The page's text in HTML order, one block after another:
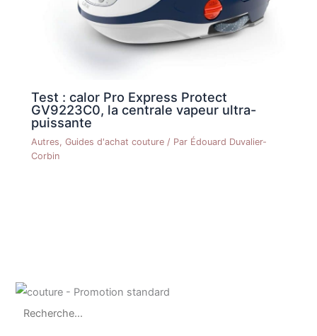
Test : calor Pro Express Protect
GV9223C0, la centrale vapeur ultra-
puissante
Autres ,Guides d'achat couture / Par Édouard Duvalier-
Corbin